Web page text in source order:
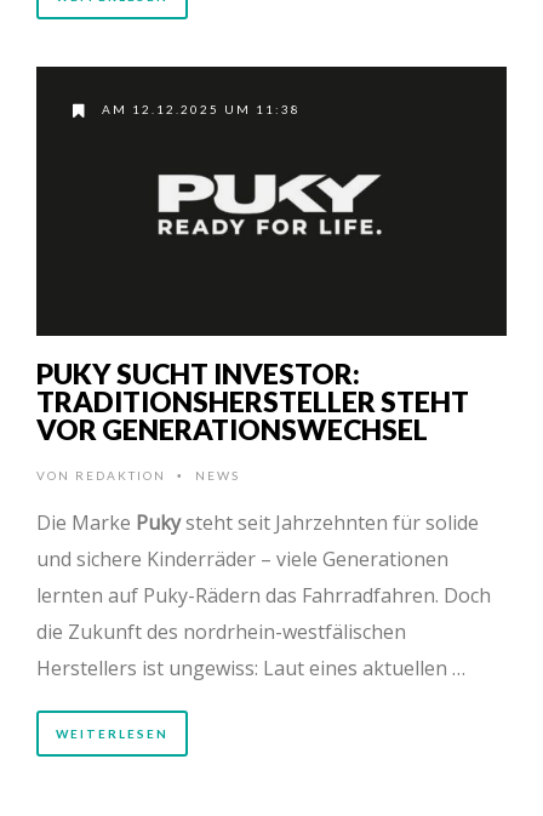
AM 12.12.2025 UM 11:38
PUKY SUCHT INVESTOR:
TRADITIONSHERSTELLER STEHT
VOR GENERATIONSWECHSEL
VON REDAKTION • NEWS
Die Marke Pukysteht seit Jahrzehnten für solide
und sichere Kinderräder – viele Generationen
lernten auf Puky-Rädern das Fahrradfahren. Doch
die Zukunft des nordrhein-westfälischen
Herstellers ist ungewiss: Laut eines aktuellen …
WEITERLESEN